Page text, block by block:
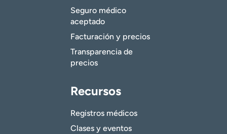
Seguro médico
aceptado
Facturación y precios
Transparencia de
precios
Recursos
Registros médicos
Clases y eventos